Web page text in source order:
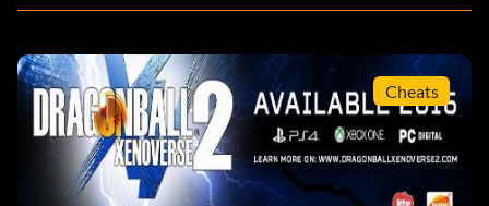
Cheats